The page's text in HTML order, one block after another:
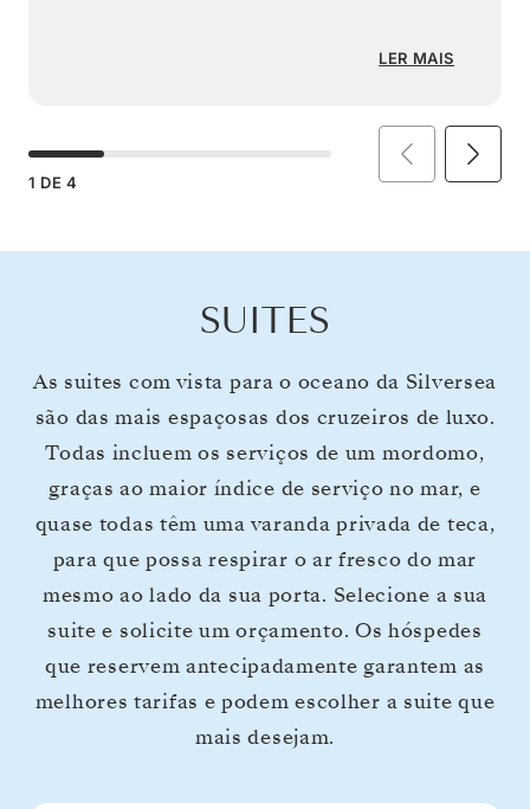
LER MAIS
1 DE 4
SUITES
As suites com vista para o oceano da Silversea
são das mais espaçosas dos cruzeiros de luxo.
Todas incluem os serviços de um mordomo,
graças ao maior índice de serviço no mar, e
quase todas têm uma varanda privada de teca,
para que possa respirar o ar fresco do mar
mesmo ao lado da sua porta. Selecione a sua
suite e solicite um orçamento. Os hóspedes
que reservem antecipadamente garantem as
melhores tarifas e podem escolher a suite que
mais desejam.